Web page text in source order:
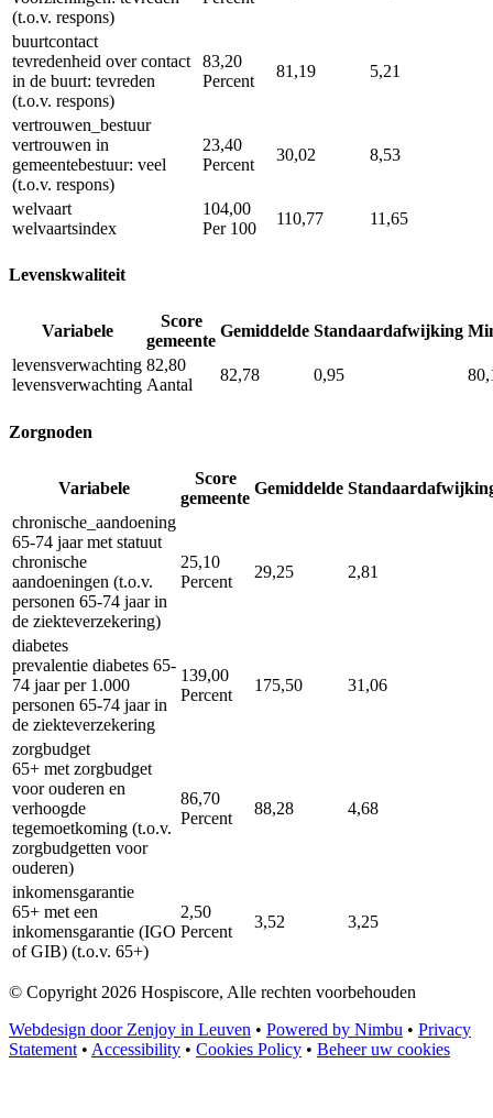
(t.o.v. respons)
buurtcontact
tevredenheid over contact
in de buurt: tevreden
(t.o.v. respons)
83,20
Percent
81,19 5,21
vertrouwen_bestuur
vertrouwen in
gemeentebestuur: veel
(t.o.v. respons)
23,40
Percent
30,02 8,53
welvaart
welvaartsindex
104,00
Per 100
110,77 11,65
Levenskwaliteit
Variabele
Score
gemeente
Gemiddelde Standaardafwijking
levensverwachting
levensverwachting
82,80
Aantal
82,78 0,95
Zorgnoden
Variabele
Score
gemeente
Gemiddelde
chronische_aandoening
65-74 jaar met statuut
chronische
aandoeningen (t.o.v.
personen 65-74 jaar in
de ziekteverzekering)
25,10
Percent
29,25 2,81
diabetes
prevalentie diabetes 65-
74 jaar per 1.000
personen 65-74 jaar in
de ziekteverzekering
139,00
Percent
175,50 31,06
zorgbudget
65+ met zorgbudget
voor ouderen en
verhoogde
tegemoetkoming (t.o.v.
zorgbudgetten voor
ouderen)
86,70
Percent
88,28 4,68
inkomensgarantie
65+ met een
inkomensgarantie (IGO
of GIB) (t.o.v. 65+)
2,50
Percent
3,52 3,25
© Copyright 2026 Hospiscore, Alle rechten voorbehouden
Webdesign door Zenjoy in Leuven • Powered by Nimbu • Privacy
Statement • Accessibility • Cookies Policy • Beheer uw cookies